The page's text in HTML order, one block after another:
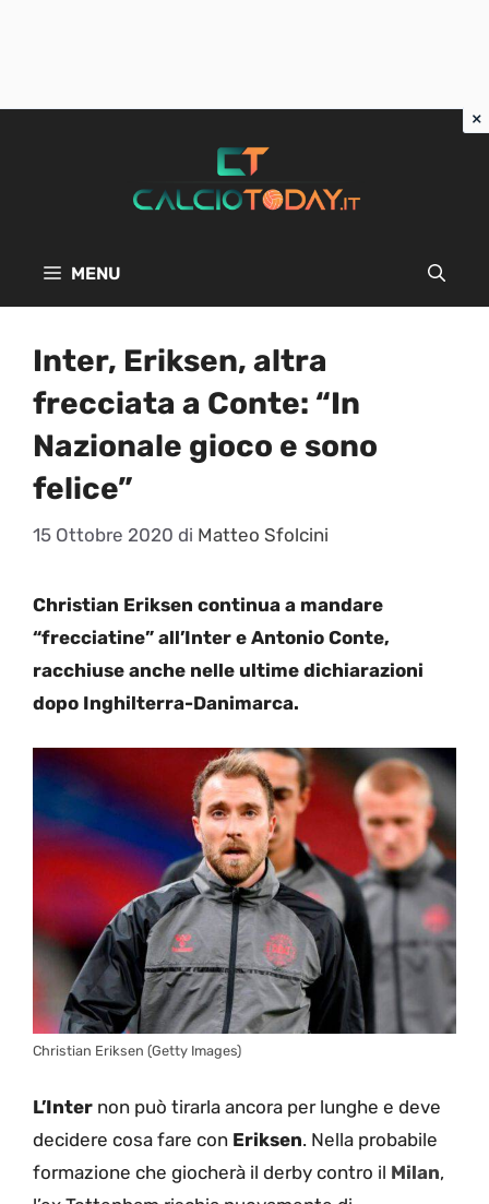
MENU
Inter, Eriksen, altra
frecciata a Conte: “In
Nazionale gioco e sono
felice”
15 Ottobre 2020 di Matteo Sfolcini
Christian Eriksen continua a mandare
“frecciatine” all’Inter e Antonio Conte,
racchiuse anche nelle ultime dichiarazioni
dopo Inghilterra-Danimarca.
Christian Eriksen (Getty Images)
L’Inter non può tirarla ancora per lunghe e deve
decidere cosa fare con Eriksen. Nella probabile
formazione che giocherà il derby contro il Milan,